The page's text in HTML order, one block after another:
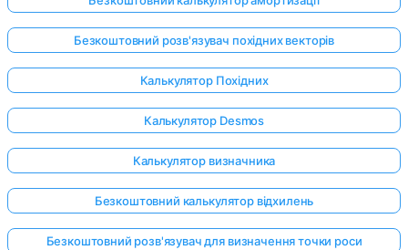
Безкоштовний розв'язувач похідних векторів
Калькулятор Похідних
Калькулятор Desmos
Калькулятор визначника
Безкоштовний калькулятор відхилень
Безкоштовний розв'язувач для визначення точки роси